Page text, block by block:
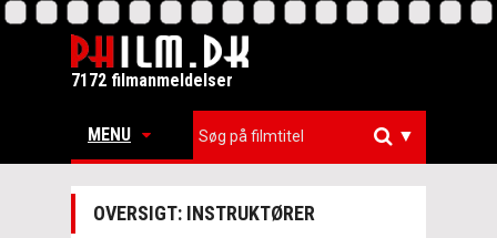
7172 filmanmeldelser
MENU ▼
OVERSIGT: INSTRUKTØRER